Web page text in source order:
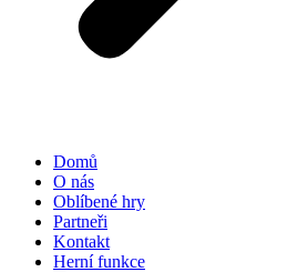
Domů
O nás
Oblíbené hry
Partneři
Kontakt
Herní funkce